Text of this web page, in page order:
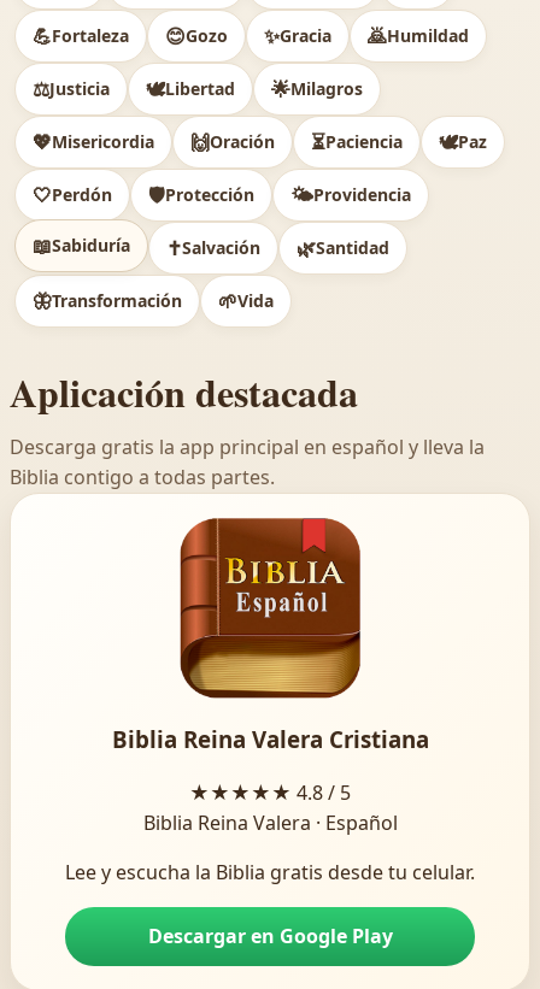
💪Fortaleza 😊Gozo ✨Gracia 🙇Humildad
⚖️Justicia 🕊Libertad 🌟Milagros
💖Misericordia 🙌Oración ⏳Paciencia 🕊️Paz
🤍Perdón 🛡️Protección 🌤️Providencia
📖Sabiduría ✝️Salvación 🌿Santidad
🦋Transformación 🌱Vida
Aplicación destacada
Descarga gratis la app principal en español y lleva la
Biblia contigo a todas partes.
Biblia Reina Valera Cristiana
★★★★★ 4.8 / 5
Biblia Reina Valera · Español
Lee y escucha la Biblia gratis desde tu celular.
Descargar en Google Play